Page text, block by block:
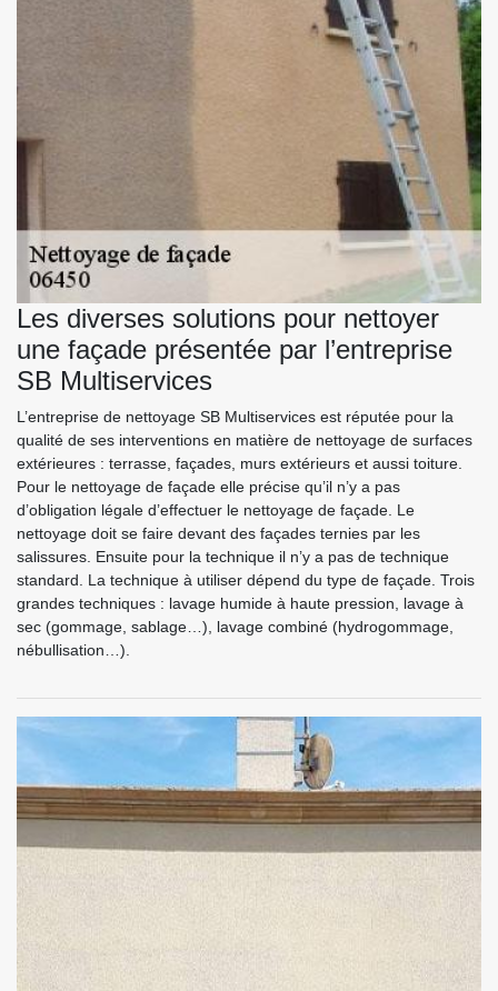
Les diverses solutions pour nettoyer
une façade présentée par l’entreprise
SB Multiservices
L’entreprise de nettoyage SB Multiservices est réputée pour la
qualité de ses interventions en matière de nettoyage de surfaces
extérieures : terrasse, façades, murs extérieurs et aussi toiture.
Pour le nettoyage de façade elle précise qu’il n’y a pas
d’obligation légale d’effectuer le nettoyage de façade. Le
nettoyage doit se faire devant des façades ternies par les
salissures. Ensuite pour la technique il n’y a pas de technique
standard. La technique à utiliser dépend du type de façade. Trois
grandes techniques : lavage humide à haute pression, lavage à
sec (gommage, sablage…), lavage combiné (hydrogommage,
nébullisation…).